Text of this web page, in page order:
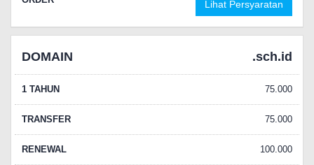
Lihat Persyaratan
DOMAIN .sch.id
1 TAHUN 75.000
TRANSFER 75.000
RENEWAL 100.000